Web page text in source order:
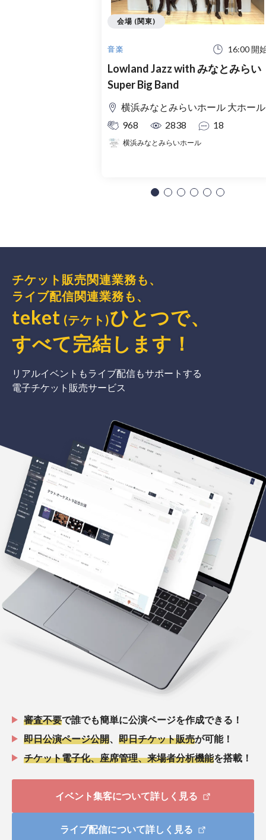
音楽 16:00 開
Lowland Jazz with みなとみらい
Super Big Band
横浜みなとみらいホール 大ホール
968
2838 18
横浜みなとみらいホール
会場 (関東)
チケット販売関連業務も、
ライブ配信関連業務も、
teket (テケト)ひとつで、
すべて完結 します ！
リアルイベントもライブ配信もサポートする
電子チケット販売サービス
審査不要で誰でも簡単に公演ページを作成できる！
即日公演ページ公開
即日チケット販売が可能！
チケット電子化、座席管理、来場者分析機能を搭載！
イベント集客について詳しく見る
ライブ配信について詳しく見る